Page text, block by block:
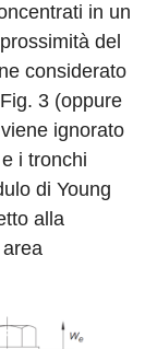
in un
del
considerato
3 (oppure
ignorato
i tronchi
di Young
alla